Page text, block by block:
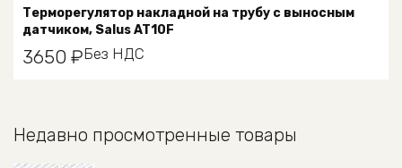
Терморегулятор накладной на трубу с выносным
датчиком, Salus AT10F
3650 ₽Без НДС
Недавно просмотренные товары